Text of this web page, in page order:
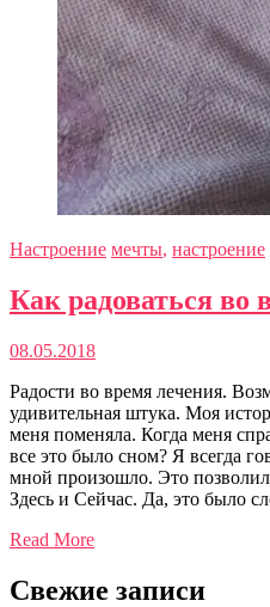
Настроение мечты, настроение
Как радоваться во
08.05.2018
Радости во время лечения.
удивительная штука. Моя
меня поменяла. Когда меня
все это было сном? Я всегда
мной произошло. Это
Здесь и Сейчас. Да, это было
Read More
Свежие записи